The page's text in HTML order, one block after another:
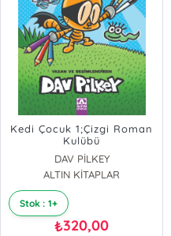
Kedi Çocuk 1;Çizgi Roman
Kulübü
DAV PİLKEY
ALTIN KİTAPLAR
Stok : 1+
₺320,00